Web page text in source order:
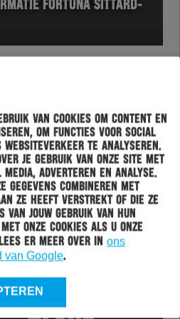
van cookies om content en
om functies voor social
websiteverkeer te analyseren.
je gebruik van onze site met
adverteren en analyse.
gegevens combineren met
ze heeft verstrekt of die ze
van jouw gebruik van hun
onze cookies als u onze
er meer over in ons
van Google.
FORTUNA SITTARD-
FANSERVICESHOP BIJ